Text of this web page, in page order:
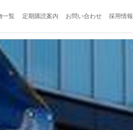
一覧 定期購読案内 お問い合わせ 採用情報